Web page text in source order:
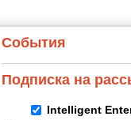
События
Подписка на
Intelligent